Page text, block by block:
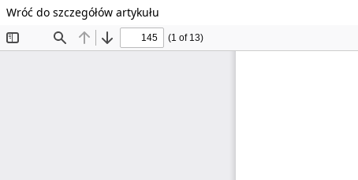
Wróć do szczegółów artykułu